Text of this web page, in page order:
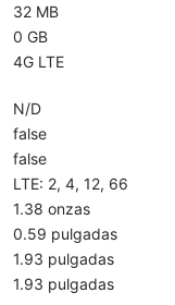
32 MB
0 GB
4G LTE
N/D
false
false
LTE: 2, 4, 12, 66
1.38 onzas
0.59 pulgadas
1.93 pulgadas
1.93 pulgadas